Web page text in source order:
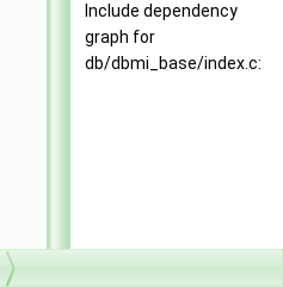
Include dependency
graph for
db/dbmi_base/index.c: